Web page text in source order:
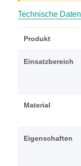
Technische Daten
Produkt
Einsatzbereich
Material
Eigenschaften